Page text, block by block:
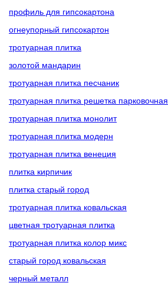
профиль для гипсокартона
огнеупорный гипсокартон
тротуарная плитка
золотой мандарин
тротуарная плитка песчаник
тротуарная плитка решетка парковочная
тротуарная плитка монолит
тротуарная плитка модерн
тротуарная плитка венеция
плитка кирпичик
плитка старый город
тротуарная плитка ковальская
цветная тротуарная плитка
тротуарная плитка колор микс
старый город ковальская
черный металл